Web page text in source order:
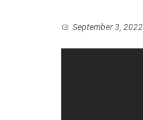
September 3, 2022